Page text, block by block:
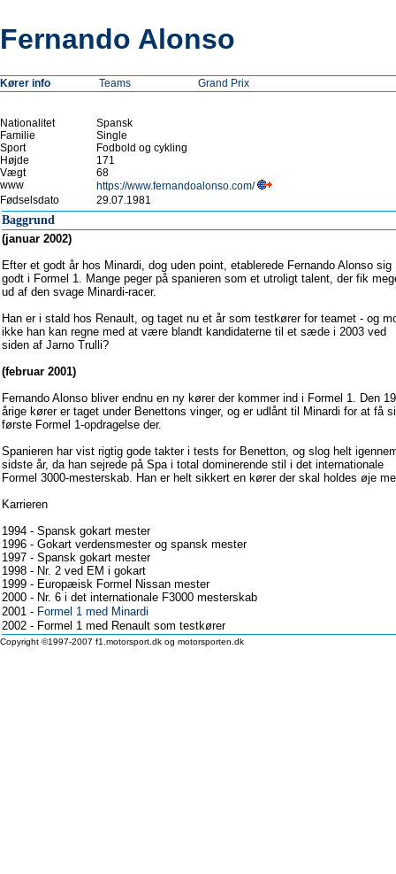
Fernando Alonso
Kører info Teams Grand Prix
Nationalitet
Spansk
Familie
Single
Sport
Fodbold og cykling
Højde
171
Vægt
68
www
https://www.fernandoalonso.com/
Fødselsdato
29.07.1981
Baggrund
(januar 2002)
Efter et godt år hos Minardi, dog uden point, etablerede Fernando Alonso sig
godt i Formel 1. Mange peger på spanieren som et utroligt talent, der fik
ud af den svage Minardi-racer.
Han er i stald hos Renault, og taget nu et år som testkører for teamet - og
ikke han kan regne med at være blandt kandidaterne til et sæde i 2003 ved
siden af Jarno Trulli?
(februar 2001)
Fernando Alonso bliver endnu en ny kører der kommer ind i Formel 1. Den 19
årige kører er taget under Benettons vinger, og er udlånt til Minardi for at få
første Formel 1-opdragelse der.
Spanieren har vist rigtig gode takter i tests for Benetton, og slog helt
sidste år, da han sejrede på Spa i total dominerende stil i det internationale
Formel 3000-mesterskab. Han er helt sikkert en kører der skal holdes øje
Karrieren
1994 - Spansk gokart mester
1996 - Gokart verdensmester og spansk mester
1997 - Spansk gokart mester
1998 - Nr. 2 ved EM i gokart
1999 - Europæisk Formel Nissan mester
2000 - Nr. 6 i det internationale F3000 mesterskab
2001 - Formel 1 med Minardi
2002 - Formel 1 med Renault som testkører
Copyright ©1997-2007 f1.motorsport.dk og motorsporten.dk